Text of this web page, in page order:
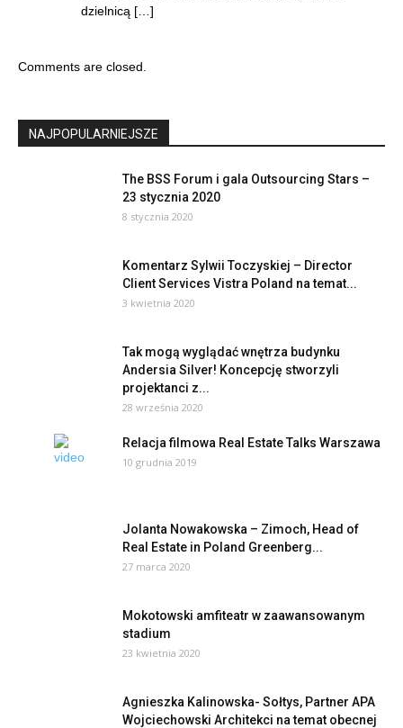
dzielnicą […]
Comments are closed.
NAJPOPULARNIEJSZE
The BSS Forum i gala Outsourcing Stars –
23 stycznia 2020
8 stycznia 2020
Komentarz Sylwii Toczyskiej – Director
Client Services Vistra Poland na temat...
3 kwietnia 2020
Tak mogą wyglądać wnętrza budynku
Andersia Silver! Koncepcję stworzyli
projektanci z...
28 września 2020
Relacja filmowa Real Estate Talks Warszawa
10 grudnia 2019
Jolanta Nowakowska – Zimoch, Head of
Real Estate in Poland Greenberg...
27 marca 2020
Mokotowski amfiteatr w zaawansowanym
stadium
23 kwietnia 2020
Agnieszka Kalinowska- Sołtys, Partner APA
Wojciechowski Architekci na temat obecnej